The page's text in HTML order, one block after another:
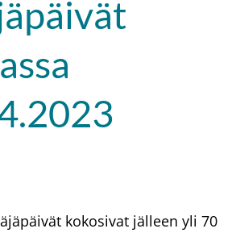
kokosivat jälleen yli 70